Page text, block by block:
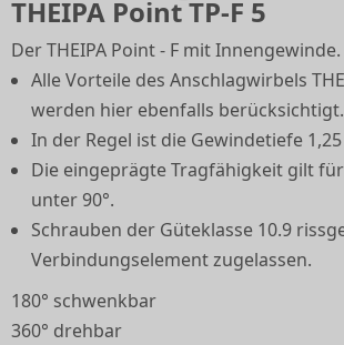
THEIPA Point TP-F 5
Der THEIPA Point - F mit Innengewinde.
Alle Vorteile des Anschlagwirbels
werden hier ebenfalls berücksichtigt.
In der Regel ist die Gewindetiefe 1,25
Die eingeprägte Tragfähigkeit gilt
unter 90°.
Schrauben der Güteklasse 10.9
Verbindungselement zugelassen.
180° schwenkbar
360° drehbar